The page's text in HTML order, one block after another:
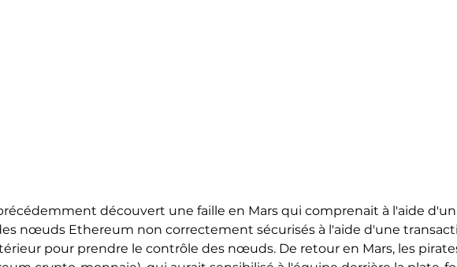
découvert une faille en Mars qui comprenait à l'aide
nœuds Ethereum non correctement sécurisés à l'aide d'une
pour prendre le contrôle des nœuds. De retour en Mars, les